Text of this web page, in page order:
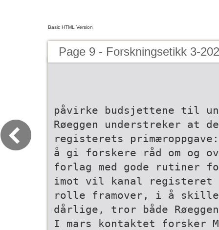
Basic HTML Version
Page 9 - Forskningsetikk 3-
påvirke budsjettene til
Røeggen understreker at
registerets primæroppgave:
å gi forskere råd om og
forlag med gode rutiner
imot vil kanal­ registeret
rolle framover, i å
dårlige, tror både
I mars kontaktet forsker